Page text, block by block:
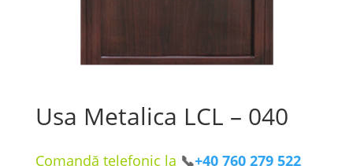
Usa Metalica LCL – 040
Comandă telefonic la 📞+40 760 279 522